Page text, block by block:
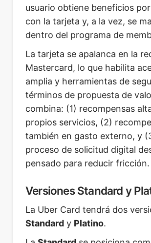
usuario obtiene beneficios
con la tarjeta y, a la vez, se
dentro del programa de
La tarjeta se apalanca en la
Mastercard, lo que habilita
amplia y herramientas de
términos de propuesta de
combina: (1) recompensas
propios servicios, (2)
también en gasto externo, y
proceso de solicitud digital
pensado para reducir fricción.
Versiones Standard y
La Uber Card tendrá dos
Standardy Platino.